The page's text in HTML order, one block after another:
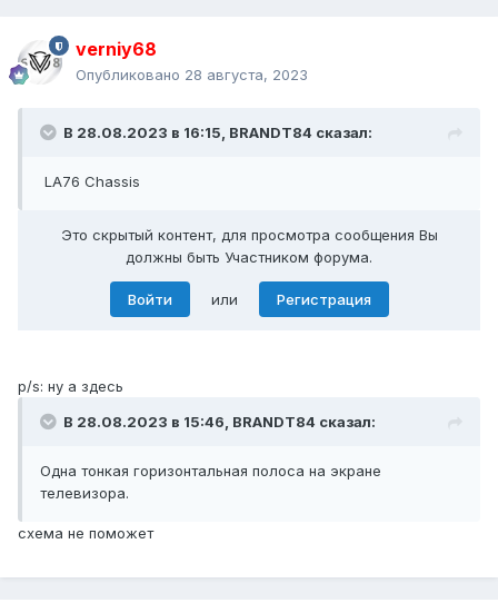
verniy68
Опубликовано 28 августа, 2023
В 28.08.2023 в 16:15, BRANDT84 сказал:
LA76 Chassis
Это скрытый контент, для просмотра сообщения Вы
должны быть Участником форума.
Войти или Регистрация
p/s: ну а здесь
В 28.08.2023 в 15:46, BRANDT84 сказал:
Одна тонкая горизонтальная полоса на экране
телевизора.
схема не поможет